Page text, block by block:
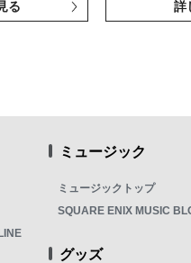
る 詳
ミュージック
ミュージックトップ
SQUARE ENIX MUSIC
グッズ